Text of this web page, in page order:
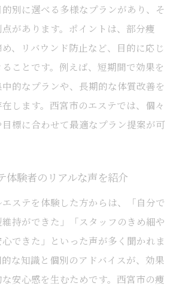
別に選べる多様なプランがあり、そ
があります。ポイントは、部分痩
、リバウンド防止など、目的に応じ
ことです。例えば、短期間で効果を
的なプランや、長期的な体質改善を
します。西宮市のエステでは、個々
標に合わせて最適なプラン提案が可
体験者のリアルな声を紹介
ステを体験した方からは、「自分で
持ができた」「スタッフのきめ細や
できた」といった声が多く聞かれま
な知識と個別のアドバイスが、効果
安心感を生むためです。西宮市の痩